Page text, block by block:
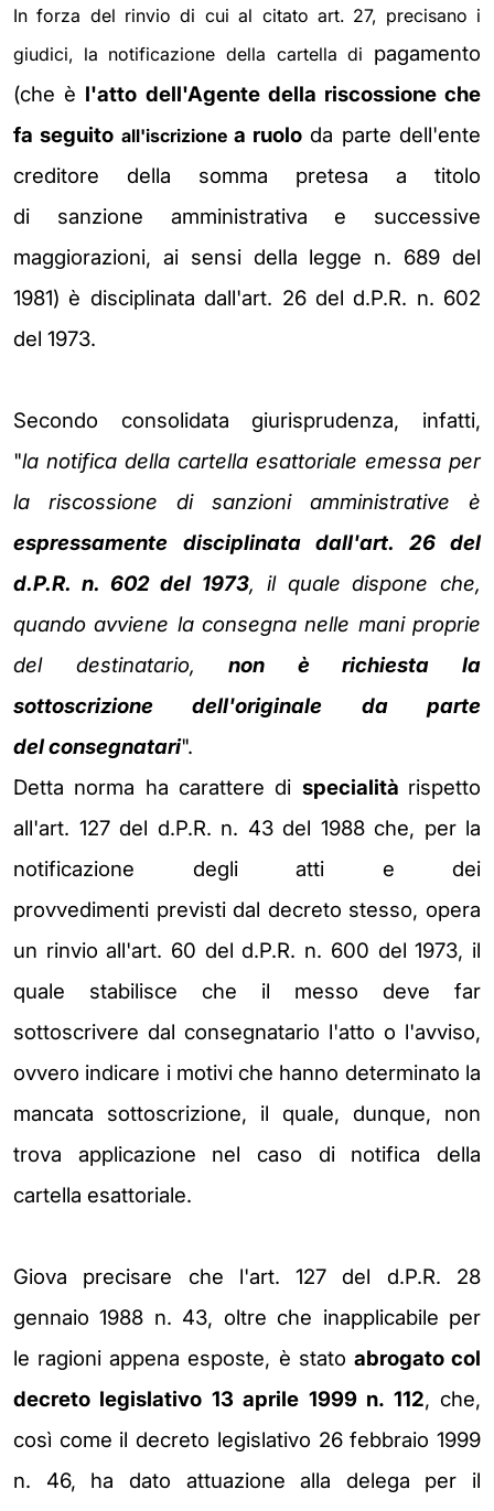
In forza del rinvio di cui al citato art. 27, precisano i
giudici, la notificazione della cartella di pagamento
(che è l'atto dell'Agente della riscossione che
fa seguito all'iscrizionea ruolo da parte dell'ente
creditore della somma pretesa a titolo
di sanzione amministrativa e successive
maggiorazioni, ai sensi della legge n. 689 del
1981) è disciplinata dall'art. 26 del d.P.R. n. 602
del 1973.
Secondo consolidata giurisprudenza, infatti,
"la notifica della cartella esattoriale emessa per
la riscossione di sanzioni amministrative è
espressamente disciplinata dall'art. 26 del
d.P.R. n. 602 del 1973, il quale dispone che,
quando avviene la consegna nelle mani proprie
del destinatario,non è richiesta la
sottoscrizione dell'originale da parte
delconsegnatari".
Detta norma ha carattere di specialità rispetto
all'art. 127 del d.P.R. n. 43 del 1988 che, per la
notificazione degli atti e dei
provvedimenti previsti dal decreto stesso, opera
un rinvio all'art. 60 del d.P.R. n. 600 del1973, il
quale stabilisce che il messo deve far
sottoscrivere dal consegnatario l'atto o l'avviso,
ovvero indicare i motivi che hanno determinato la
mancata sottoscrizione, il quale, dunque, non
trova applicazione nel caso di notifica della
cartella esattoriale.
Giova precisare che l'art. 127 del d.P.R. 28
gennaio 1988 n. 43, oltre che inapplicabile per
le ragioni appena esposte, è stato abrogato col
decreto legislativo 13 aprile 1999 n. 112, che,
così come il decreto legislativo 26 febbraio 1999
n. 46, ha dato attuazione alla delega per il